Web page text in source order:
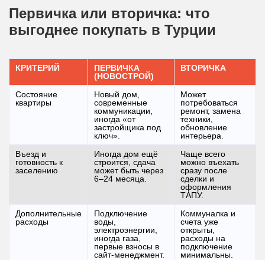
Первичка или вторичка: что
выгоднее покупать в Турции
КРИТЕРИЙ
ПЕРВИЧКА
(НОВОСТРОЙ)
ВТОРИЧКА
Состояние
квартиры
Новый дом,
современные
коммуникации,
иногда «от
застройщика под
ключ».
Может
потребоваться
ремонт, замена
техники,
обновление
интерьера.
Въезд и
готовность к
заселению
Иногда дом ещё
строится, сдача
может быть через
6–24 месяца.
Чаще всего
можно въехать
сразу после
сделки и
оформления
ТАПУ.
Дополнительные
расходы
Подключение
воды,
электроэнергии,
иногда газа,
первые взносы в
сайт-менеджмент.
Коммуналка и
счета уже
открыты,
расходы на
подключение
минимальны.